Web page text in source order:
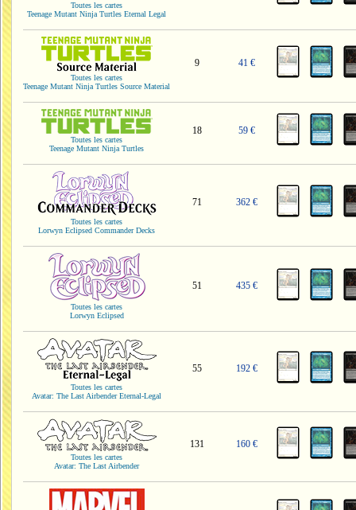
Toutes les cartes
Teenage Mutant Ninja Turtles Eternal Legal
Toutes les cartes
Teenage Mutant Ninja Turtles Source Material
9 41 €
Toutes les cartes
Teenage Mutant Ninja Turtles
18 59 €
Toutes les cartes
Lorwyn Eclipsed Commander Decks
71 362 €
Toutes les cartes
Lorwyn Eclipsed
51 435 €
Toutes les cartes
Avatar: The Last Airbender Eternal-Legal
55 192 €
Toutes les cartes
Avatar: The Last Airbender
131 160 €